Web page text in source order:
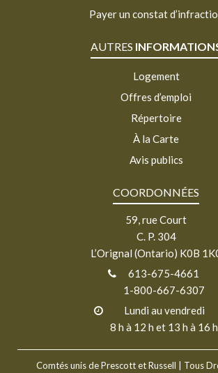
Payer un constat
AUTRES
Logement
Offres d’emploi
Répertoire
À la Carte
Avis publics
COORDONNÉES
59, rue Court
C. P. 304
L’Orignal (Ontario) K0B
613-675-4661
1-800-667-6307
Lundi au vendredi
8 h à 12 h et 13 h à 16 h
Comtés unis de Prescott et Russell | Tous